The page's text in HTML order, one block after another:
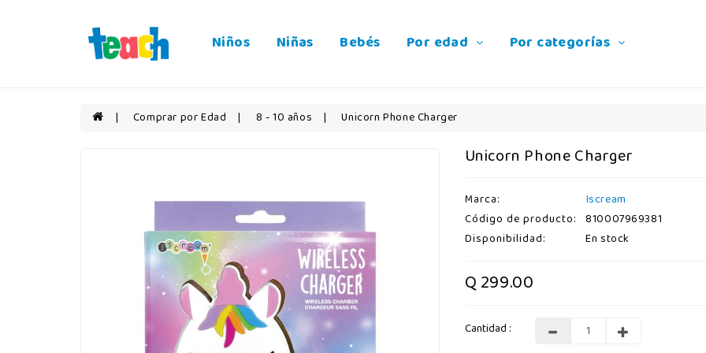
Niños Niñas Bebés Por edad Por categorías
Comprar por Edad 8 - 10 años Unicorn Phone Charger
Unicorn Phone Charger
Marca:
Iscream
Código de producto: 810007969381
Disponibilidad:
En stock
Q 299.00
Cantidad :